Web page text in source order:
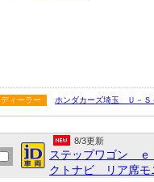
ディーラー ホンダカーズ埼玉 Ｕ－
8/3更新
ステップワゴン
クトナビ リア席